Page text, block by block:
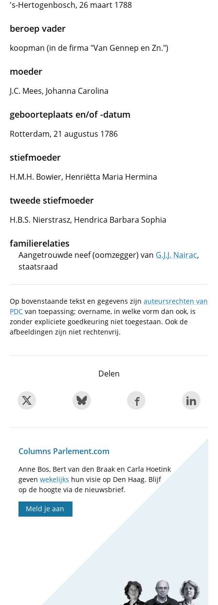
's-Hertogenbosch, 26 maart 1788
beroep vader
koopman (in de firma "Van Gennep en Zn.")
moeder
J.C. Mees, Johanna Carolina
geboorteplaats en/of -datum
Rotterdam, 21 augustus 1786
stiefmoeder
H.M.H. Bowier, Henriëtta Maria Hermina
tweede stiefmoeder
H.B.S. Nierstrasz, Hendrica Barbara Sophia
familierelaties
Aangetrouwde neef (oomzegger) van G.J.J. Nairac,
staatsraad
Op bovenstaande tekst en gegevens zijn auteursrechten van
PDC van toepassing; overname, in welke vorm dan ook, is
zonder expliciete goedkeuring niet toegestaan. Ook de
afbeeldingen zijn niet rechtenvrij.
Delen
Columns Parlement.com
Anne Bos, Bert van den Braak en Carla Hoetink
geven wekelijks hun visie op Den Haag. Blijf
op de hoogte via de nieuwsbrief.
Meld je aan